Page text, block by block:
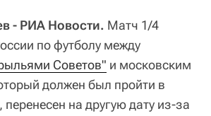
- РИА Новости. Матч 1/4
по футболу между
Советов" и московским
должен был пройти в
на другую дату из-за